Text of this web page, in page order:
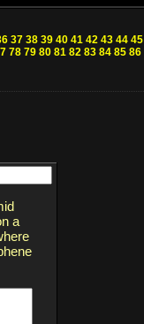
37 38 39 40 41 42 43 44 45
78 79 80 81 82 83 84 85 86
a